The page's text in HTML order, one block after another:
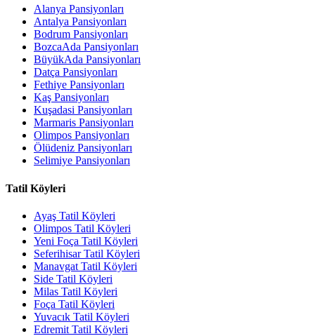
Alanya Pansiyonları
Antalya Pansiyonları
Bodrum Pansiyonları
BozcaAda Pansiyonları
BüyükAda Pansiyonları
Datça Pansiyonları
Fethiye Pansiyonları
Kaş Pansiyonları
Kuşadasi Pansiyonları
Marmaris Pansiyonları
Olimpos Pansiyonları
Ölüdeniz Pansiyonları
Selimiye Pansiyonları
Tatil Köyleri
Ayaş Tatil Köyleri
Olimpos Tatil Köyleri
Yeni Foça Tatil Köyleri
Seferihisar Tatil Köyleri
Manavgat Tatil Köyleri
Side Tatil Köyleri
Milas Tatil Köyleri
Foça Tatil Köyleri
Yuvacık Tatil Köyleri
Edremit Tatil Köyleri